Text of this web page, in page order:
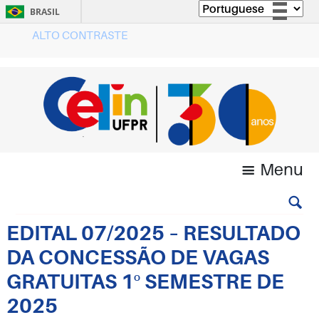
BRASIL
Acesso à informação
Legislação
Canais
ALTO CONTRASTE
Menu
EDITAL 07/2025 – RESULTADO
DA CONCESSÃO DE VAGAS
GRATUITAS 1º SEMESTRE DE
2025